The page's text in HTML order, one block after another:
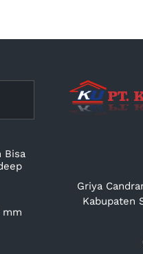
Bisa
mm
Griya
Kabupaten